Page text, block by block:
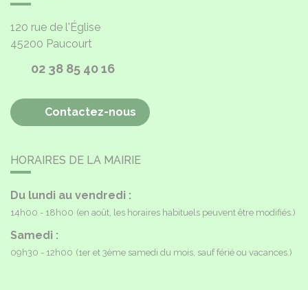
120 rue de l'Église
45200 Paucourt
02 38 85 40 16
Contactez-nous
HORAIRES DE LA MAIRIE
Du lundi au vendredi :
14h00 - 18h00 (en août, les horaires habituels peuvent être modifiés.)
Samedi :
09h30 - 12h00 (1er et 3ème samedi du mois, sauf férié ou vacances.)